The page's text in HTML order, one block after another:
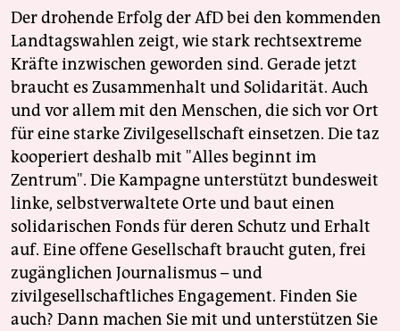
Der drohende Erfolg der AfD bei den kommenden
Landtagswahlen zeigt, wie stark rechtsextreme
Kräfte inzwischen geworden sind. Gerade jetzt
braucht es Zusammenhalt und Solidarität. Auch
und vor allem mit den Menschen, die sich vor Ort
für eine starke Zivilgesellschaft einsetzen. Die taz
kooperiert deshalb mit "Alles beginnt im
Zentrum". Die Kampagne unterstützt bundesweit
linke, selbstverwaltete Orte und baut einen
solidarischen Fonds für deren Schutz und Erhalt
auf. Eine offene Gesellschaft braucht guten, frei
zugänglichen Journalismus – und
zivilgesellschaftliches Engagement. Finden Sie
auch? Dann machen Sie mit und unterstützen Sie